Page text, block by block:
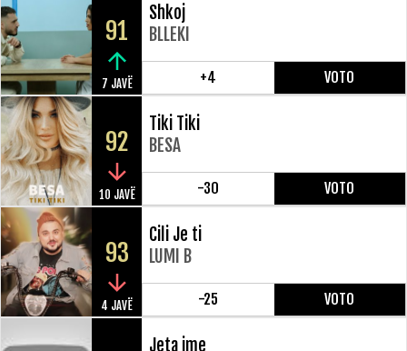
91
7 JAVË
Shkoj
BLLEKI
+4 VOTO
92
10 JAVË
Tiki Tiki
BESA
-30 VOTO
93
4 JAVË
Cili Je ti
LUMI B
-25 VOTO
Jeta ime